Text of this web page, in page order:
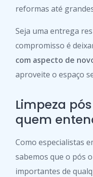
reformas até
Seja uma entrega
compromisso é
com aspecto de
aproveite o espaço
Limpeza
quem
Como especialistas
sabemos que o pós
importantes de